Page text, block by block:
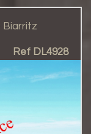
Biarritz
Ref DL4928